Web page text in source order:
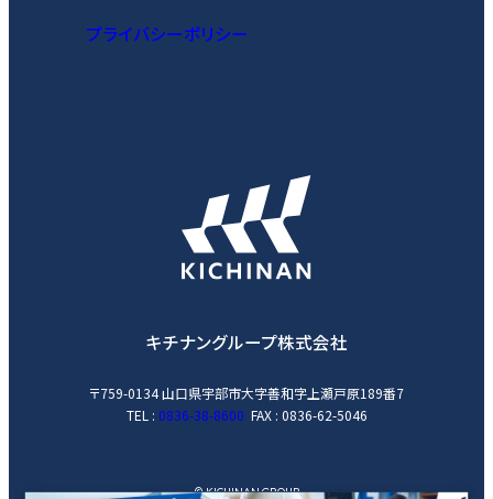
プライバシーポリシー
キチナングループ株式会社
〒759-0134山口県宇部市大字善和字上瀬戸原189番7
TEL : 0836-38-8600 FAX : 0836-62-5046
© KICHINAN GROUP